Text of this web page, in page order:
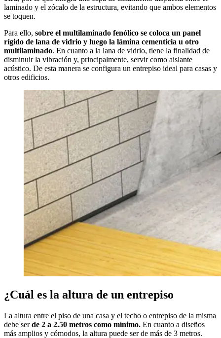
laminado y el zócalo de la estructura, evitando que ambos elementos
se toquen.
Para ello, sobre el multilaminado fenólico se coloca un panel
rígido de lana de vidrio y luego la lámina cementicia u otro
multilaminado. En cuanto a la lana de vidrio, tiene la finalidad de
disminuir la vibración y, principalmente, servir como aislante
acústico. De esta manera se configura un entrepiso ideal para casas y
otros edificios.
¿Cuál es la altura de un entrepiso
La altura entre el piso de una casa y el techo o entrepiso de la misma
debe serde 2 a 2.50 metros como mínimo. En cuanto a diseños
más amplios y cómodos, la altura puede ser de más de 3 metros.